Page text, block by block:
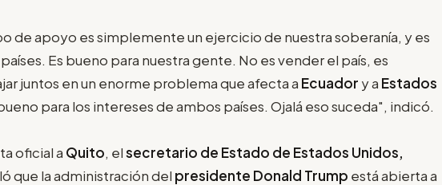
de apoyo es simplemente un ejercicio de nuestra soberanía, y es
Es bueno para nuestra gente. No es vender el país, es
juntos en un enorme problema que afecta a Ecuador y a Estados
para los intereses de ambos países. Ojalá eso suceda", indicó.
oficial a Quito, elsecretario de Estado de Estados Unidos,
que la administración del presidente Donald Trump está abierta a